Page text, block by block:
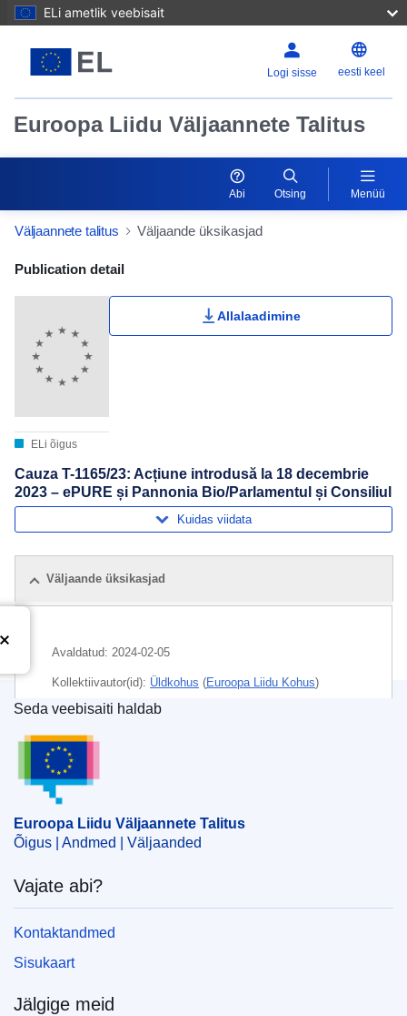
ELi ametlik veebisait
Logi sisse eesti keel
Euroopa Liidu Väljaannete Talitus
Abi Otsing Menüü
Väljaannete talitus Väljaande üksikasjad
Publication Detail Actions Portlet
Publication detail
ELi õigus
Allalaadimine
Cauza T-1165/23: Acțiune introdusă la 18 decembrie
2023 – ePURE și Pannonia Bio/Parlamentul și Consiliul
Kuidas viidata
Väljaande üksikasjad
Avaldatud: 2024-02-05
Kollektiivautor(id): Üldkohus (Euroopa Liidu Kohus)
gaasiheidete vähendamine
kütteõli
võimu kuritarvitamine
CELEX : 62023TN1165
IMMC : REQ-T-1165-2023
Euroopa Liidu Väljaannete Talitus
Seda veebisaiti haldab
Euroopa Liidu Väljaannete Talitus
Õigus | Andmed | Väljaanded
Vajate abi?
Kontaktandmed
Sisukaart
Jälgige meid